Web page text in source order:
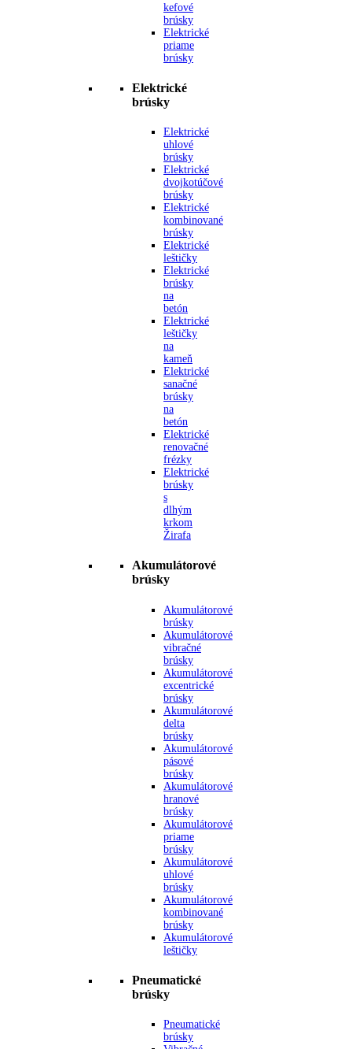
kefové
brúsky
Elektrické
priame
brúsky
Elektrické
brúsky
Elektrické
uhlové
brúsky
Elektrické
dvojkotúčové
brúsky
Elektrické
kombinované
brúsky
Elektrické
leštičky
Elektrické
brúsky
na
betón
Elektrické
leštičky
na
kameň
Elektrické
sanačné
brúsky
na
betón
Elektrické
renovačné
frézky
Elektrické
brúsky
s
dlhým
krkom
Žirafa
Akumulátorové
brúsky
Akumulátorové
brúsky
Akumulátorové
vibračné
brúsky
Akumulátorové
excentrické
brúsky
Akumulátorové
delta
brúsky
Akumulátorové
pásové
brúsky
Akumulátorové
hranové
brúsky
Akumulátorové
priame
brúsky
Akumulátorové
uhlové
brúsky
Akumulátorové
kombinované
brúsky
Akumulátorové
leštičky
Pneumatické
brúsky
Pneumatické
brúsky